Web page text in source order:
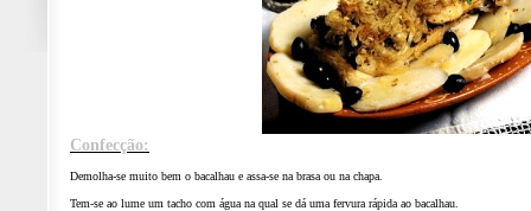
Confecção:
Demolha-se muito bem o bacalhau e assa-se na brasa ou na chapa.
Tem-se ao lume um tacho com água na qual se dá uma fervura rápida ao bacalhau.